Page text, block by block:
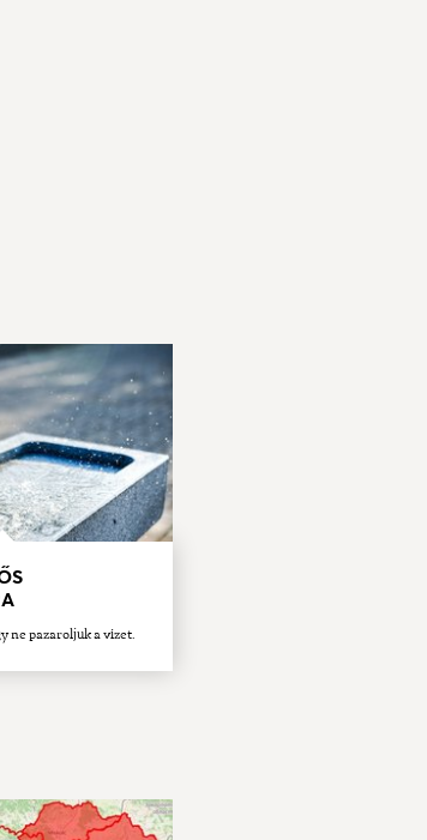
ne pazaroljuk a vizet.